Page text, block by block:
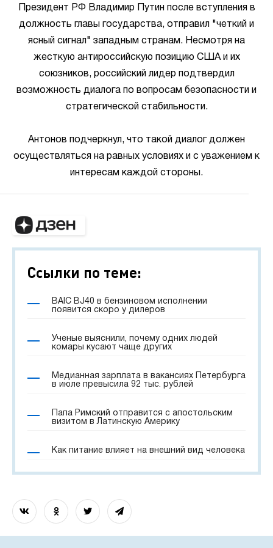
Президент РФ Владимир Путин после вступления в
должность главы государства, отправил "четкий и
ясный сигнал" западным странам. Несмотря на
жесткую антироссийскую позицию США и их
союзников, российский лидер подтвердил
возможность диалога по вопросам безопасности и
стратегической стабильности.
Антонов подчеркнул, что такой диалог должен
осуществляться на равных условиях и с уважением к
интересам каждой стороны.
Ссылки по теме:
BAIC BJ40 в бензиновом исполнении
появится скоро у дилеров
Ученые выяснили, почему одних людей
комары кусают чаще других
Медианная зарплата в вакансиях Петербурга
в июле превысила 92 тыс. рублей
Папа Римский отправится с апостольским
визитом в Латинскую Америку
Как питание влияет на внешний вид человека